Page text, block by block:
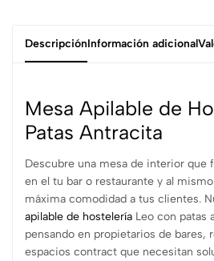
DescripciónInformación adicional
Mesa Apilable de
Patas Antracita
Descubre una mesa de interior que
en el tu bar o restaurante y al
máxima comodidad a tus clientes.
apilable de hostelería Leo con patas
pensando en propietarios de bares,
espacios contract que necesitan